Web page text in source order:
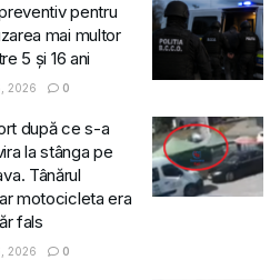
pentru
mai multor
5 și 16 ani
2026 0
după ce s-a
la stânga pe
Tânărul
motocicleta era
fals
2026 0